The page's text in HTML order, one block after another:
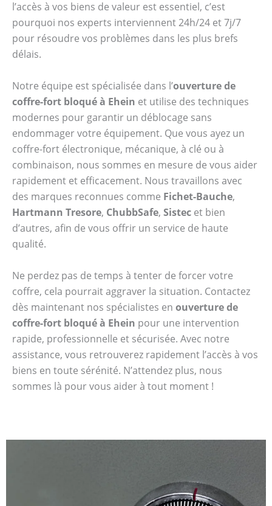
l’accès à vos biens de valeur est essentiel, c’est
pourquoi nos experts interviennent 24h/24 et 7j/7
pour résoudre vos problèmes dans les plus brefs
délais.
Notre équipe est spécialisée dans l’ouverture de
coffre-fort bloqué à Ehein et utilise des techniques
modernes pour garantir un déblocage sans
endommager votre équipement. Que vous ayez un
coffre-fort électronique, mécanique, à clé ou à
combinaison, nous sommes en mesure de vous aider
rapidement et efficacement. Nous travaillons avec
des marques reconnues comme Fichet-Bauche,
Hartmann Tresore, ChubbSafe, Sistec et bien
d’autres, afin de vous offrir un service de haute
qualité.
Ne perdez pas de temps à tenter de forcer votre
coffre, cela pourrait aggraver la situation. Contactez
dès maintenant nos spécialistes en ouverture de
coffre-fort bloqué à Ehein pour une intervention
rapide, professionnelle et sécurisée. Avec notre
assistance, vous retrouverez rapidement l’accès à vos
biens en toute sérénité. N’attendez plus, nous
sommes là pour vous aider à tout moment !